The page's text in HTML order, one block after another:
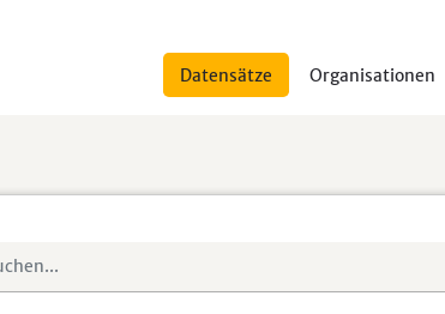
Datensätze Organisationen